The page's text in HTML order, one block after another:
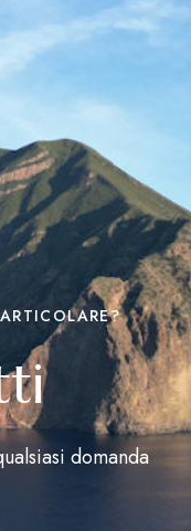
domanda